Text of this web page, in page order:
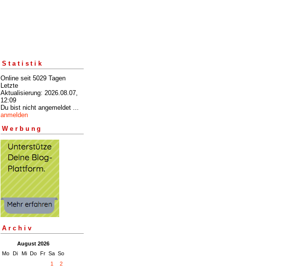
Statistik
Online seit 5029 Tagen
Letzte
Aktualisierung: 2026.08.07,
12:09
Du bist nicht angemeldet ...
anmelden
Werbung
Archiv
August 2026
Mo Di Mi Do Fr Sa So
1
2